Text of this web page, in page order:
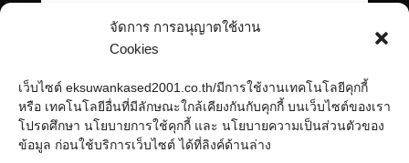
จัดการ การอนุญาตใช้งาน
Cookies
เว็บไซต์ eksuwankased2001.co.th/มีการใช้งานเทคโนโลยีคุกกี้
หรือ เทคโนโลยีอื่นที่มีลักษณะใกล้เคียงกันกับคุกกี้ บนเว็บไซต์ของเรา
โปรดศึกษา นโยบายการใช้คุกกี้ และ นโยบายความเป็นส่วนตัวของ
ข้อมูล ก่อนใช้บริการเว็บไซต์ ได้ที่ลิงค์ด้านล่าง
สถิติเว็บไซต์
หน้าที่เข้าชม
993,817 ครั้ง
ผู้ชมทั้งหมด
993,817 ครั้ง